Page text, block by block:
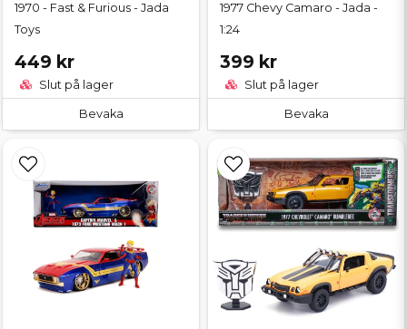
1970 - Fast & Furious - Jada
Toys
449 kr
Slut på lager
Bevaka
1977 Chevy Camaro - Jada -
1:24
399 kr
Slut på lager
Bevaka